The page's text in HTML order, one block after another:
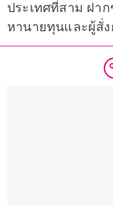
ประเทศที่สาม ฝา
หานายทุนและผู้สั่